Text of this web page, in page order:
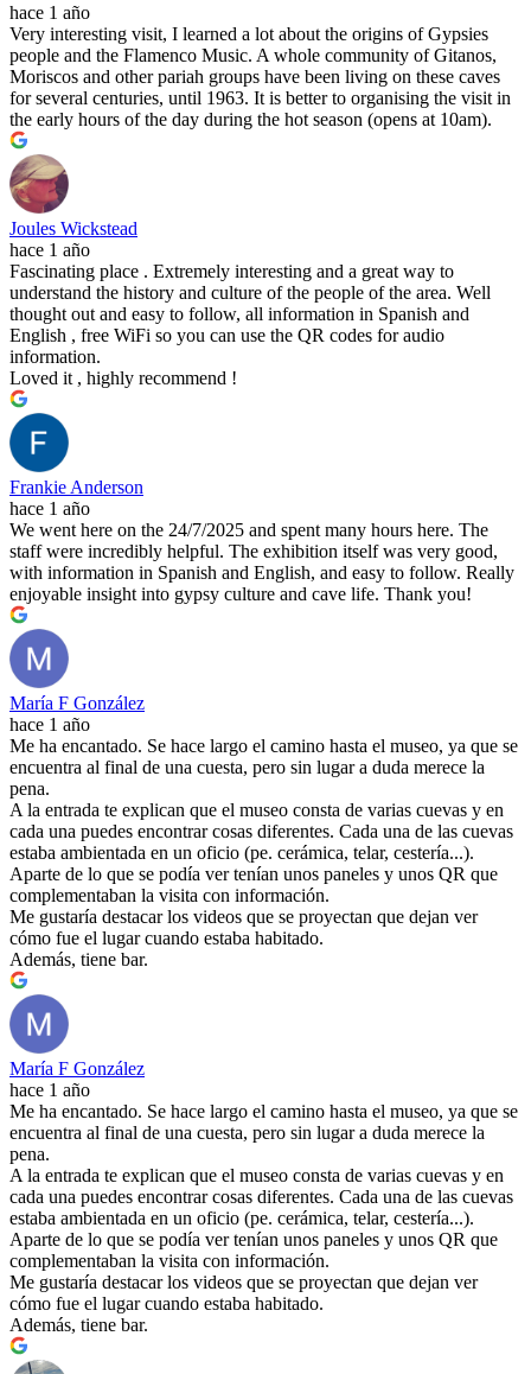
hace 1 año
Very interesting visit, I learned a lot about the origins of Gypsies
people and the Flamenco Music. A whole community of Gitanos,
Moriscos and other pariah groups have been living on these caves
for several centuries, until 1963. It is better to organising the visit in
the early hours of the day during the hot season (opens at 10am).
Joules Wickstead
hace 1 año
Fascinating place . Extremely interesting and a great way to
understand the history and culture of the people of the area. Well
thought out and easy to follow, all information in Spanish and
English , free WiFi so you can use the QR codes for audio
information.
Loved it , highly recommend !
Frankie Anderson
hace 1 año
We went here on the 24/7/2025 and spent many hours here. The
staff were incredibly helpful. The exhibition itself was very good,
with information in Spanish and English, and easy to follow. Really
enjoyable insight into gypsy culture and cave life. Thank you!
María F González
hace 1 año
Me ha encantado. Se hace largo el camino hasta el museo, ya que se
encuentra al final de una cuesta, pero sin lugar a duda merece la
pena.
A la entrada te explican que el museo consta de varias cuevas y en
cada una puedes encontrar cosas diferentes. Cada una de las cuevas
estaba ambientada en un oficio (pe. cerámica, telar, cestería...).
Aparte de lo que se podía ver tenían unos paneles y unos QR que
complementaban la visita con información.
Me gustaría destacar los videos que se proyectan que dejan ver
cómo fue el lugar cuando estaba habitado.
Además, tiene bar.
María F González
hace 1 año
Me ha encantado. Se hace largo el camino hasta el museo, ya que se
encuentra al final de una cuesta, pero sin lugar a duda merece la
pena.
A la entrada te explican que el museo consta de varias cuevas y en
cada una puedes encontrar cosas diferentes. Cada una de las cuevas
estaba ambientada en un oficio (pe. cerámica, telar, cestería...).
Aparte de lo que se podía ver tenían unos paneles y unos QR que
complementaban la visita con información.
Me gustaría destacar los videos que se proyectan que dejan ver
cómo fue el lugar cuando estaba habitado.
Además, tiene bar.